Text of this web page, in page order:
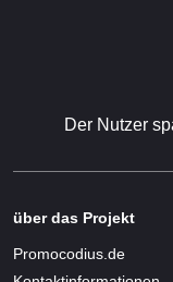
Der Nutzer
über das Projekt
Promocodius.de